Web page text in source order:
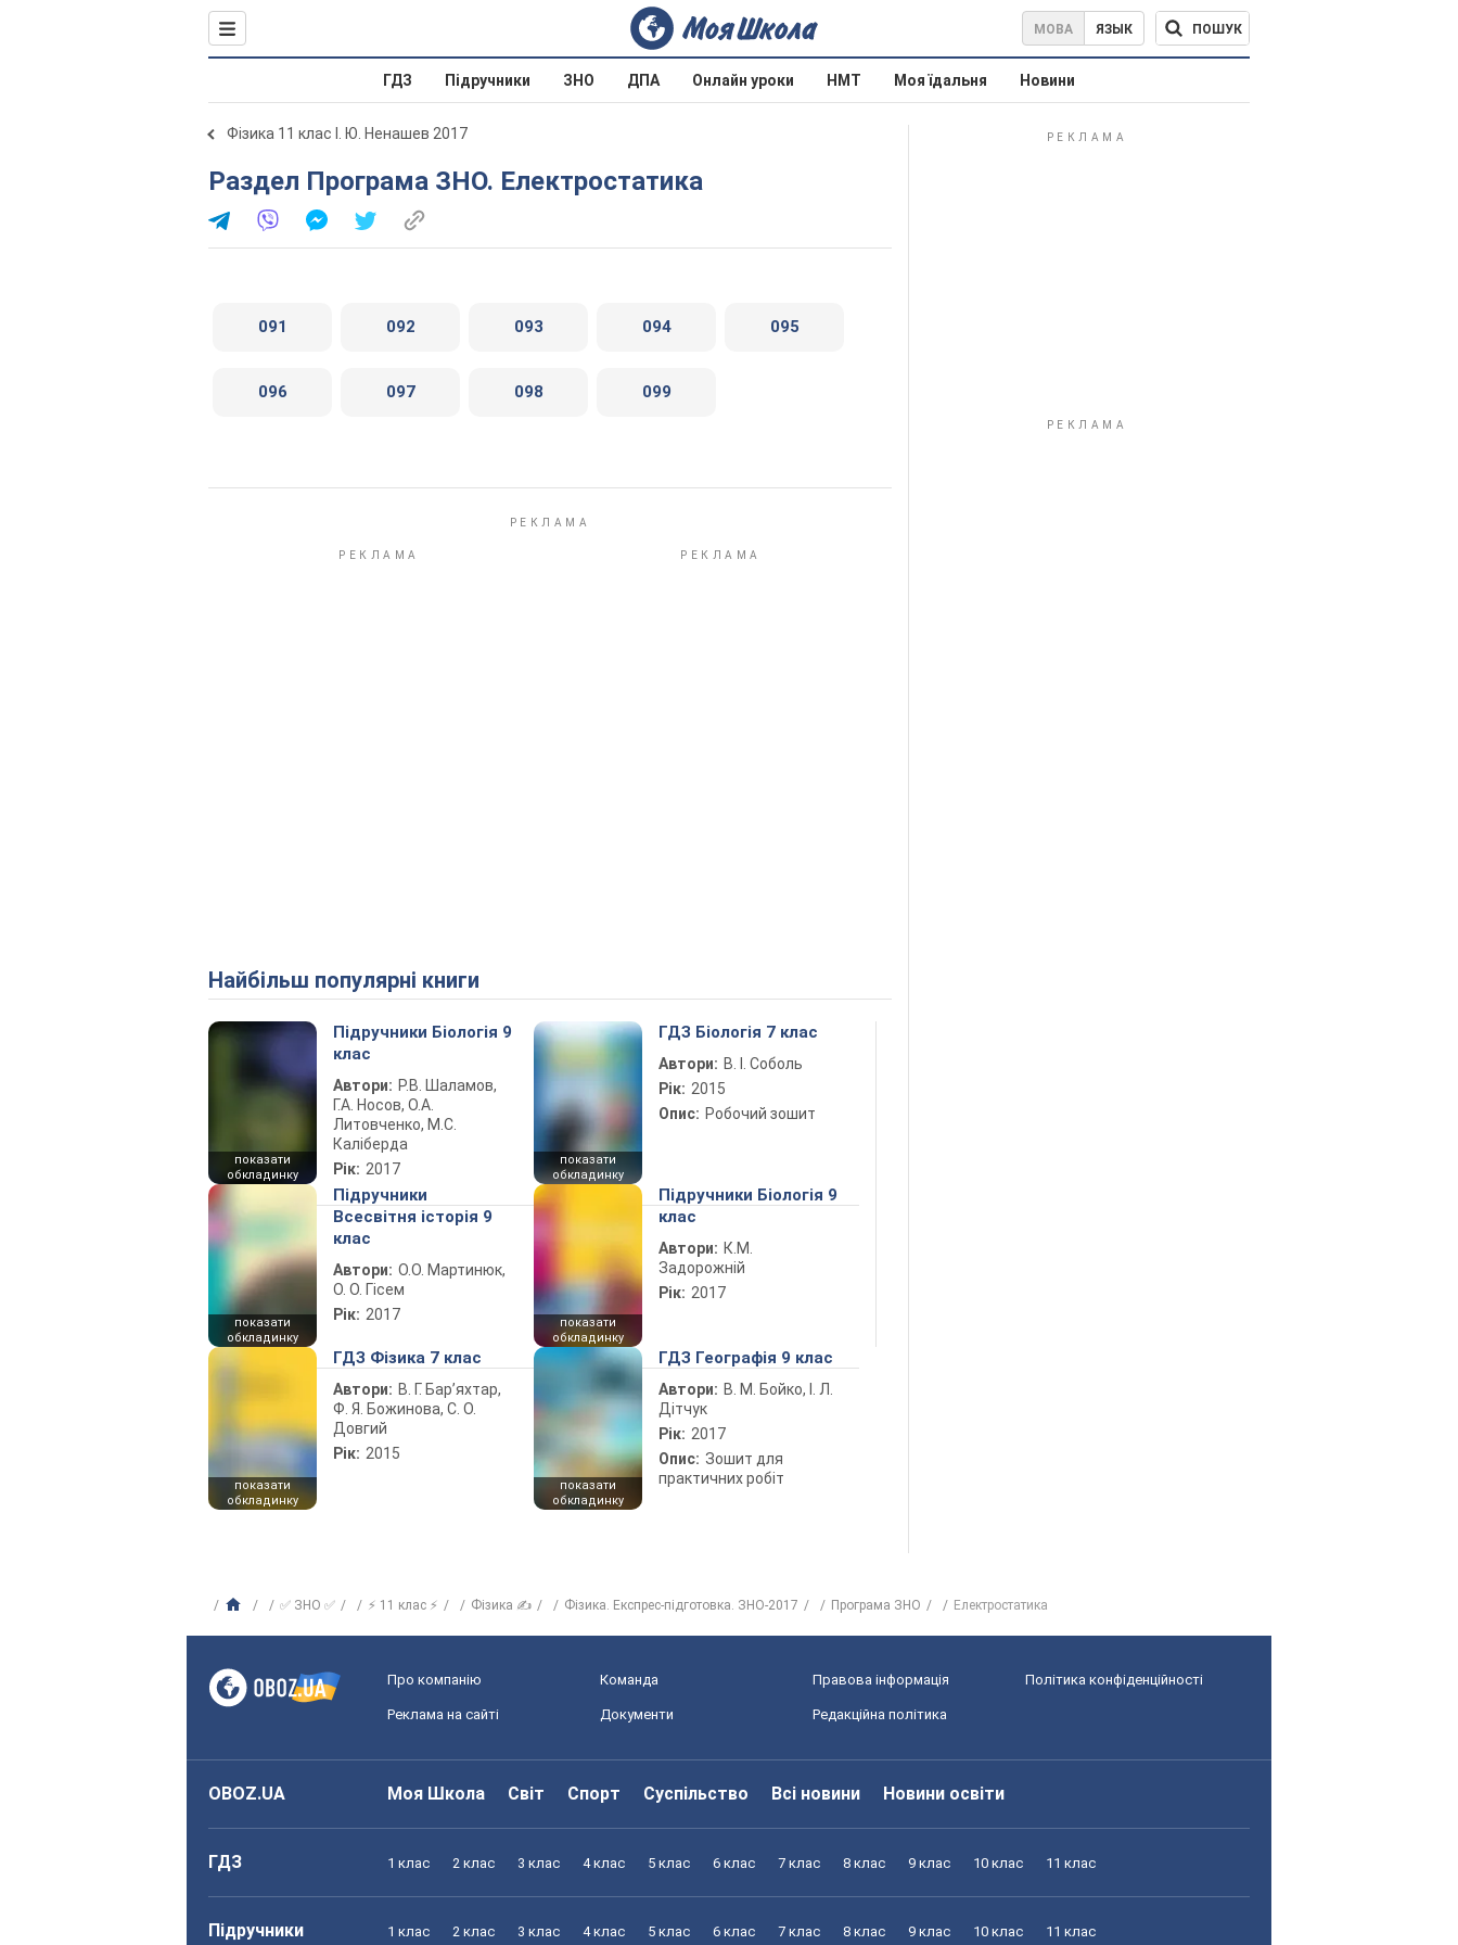
МОВА ЯЗЫК ПОШУК
ГДЗ Підручники ЗНО ДПА Онлайн уроки НМТ Моя їдальня Новини
Фізика 11 клас І. Ю. Ненашев 2017
Раздел Програма ЗНО. Електростатика
091 092 093 094 095
096 097 098 099
Найбільш популярні книги
показати
обкладинку
Підручники Біологія 9
клас
Автори: Р.В. Шаламов,
Г.А. Носов, О.А.
Литовченко, М.С.
Каліберда
Рік: 2017
показати
обкладинку
ГДЗ Біологія 7 клас
Автори: В. І. Соболь
Рік: 2015
Опис: Робочий зошит
показати
обкладинку
Підручники
Всесвітня історія 9
клас
Автори: О.О. Мартинюк,
О. О. Гісем
Рік: 2017
показати
обкладинку
Підручники Біологія 9
клас
Автори: К.М.
Задорожній
Рік: 2017
показати
обкладинку
ГДЗ Фізика 7 клас
Автори: В. Г. Бар’яхтар,
Ф. Я. Божинова, С. О.
Довгий
Рік: 2015
показати
обкладинку
ГДЗ Географія 9 клас
Автори: В. М. Бойко, І. Л.
Дітчук
Рік: 2017
Опис: Зошит для
практичних робіт
✅ ЗНО ✅ ⚡ 11 клас ⚡ Фізика ✍ Фізика. Експрес-підготовка. ЗНО-2017 Програма ЗНО Електростатика
Про компанію Команда Правова інформація Політика конфіденційності
Реклама на сайті Документи Редакційна політика
OBOZ.UA Моя Школа Світ Спорт Суспільство Всі новини Новини освіти
ГДЗ 1 клас 2 клас 3 клас 4 клас 5 клас 6 клас 7 клас 8 клас 9 клас 10 клас 11 клас
Підручники 1 клас 2 клас 3 клас 4 клас 5 клас 6 клас 7 клас 8 клас 9 клас 10 клас 11 клас